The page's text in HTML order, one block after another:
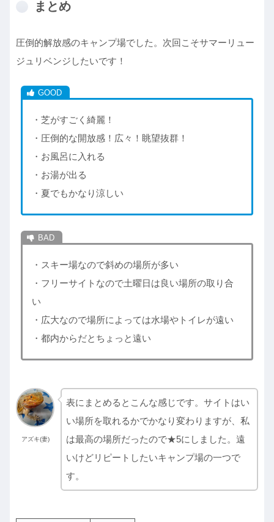
まとめ
圧倒的解放感のキャンプ場でした。次回こそサマーリュー
ジュリベンジしたいです！
・芝がすごく綺麗！
・圧倒的な開放感！広々！眺望抜群！
・お風呂に入れる
・お湯が出る
・夏でもかなり涼しい
・スキー場なので斜めの場所が多い
・フリーサイトなので土曜日は良い場所の取り合
い
・広大なので場所によっては水場やトイレが遠い
・都内からだとちょっと遠い
アズキ(妻)
表にまとめるとこんな感じです。サイトはい
い場所を取れるかでかなり変わりますが、私
は最高の場所だったので★5にしました。遠
いけどリピートしたいキャンプ場の一つで
す。